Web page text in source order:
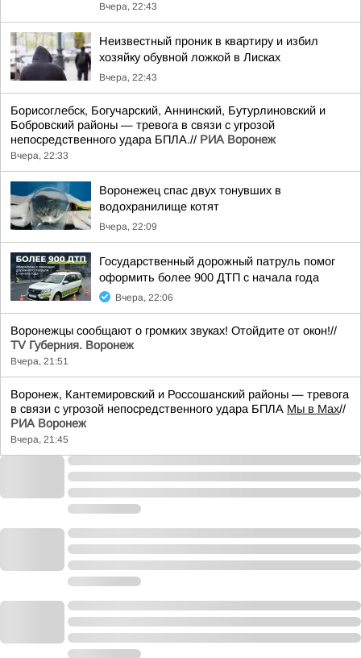
Вчера, 22:43
Неизвестный проник в квартиру и избил
хозяйку обувной ложкой в Лисках
Вчера, 22:43
Борисоглебск, Богучарский, Аннинский, Бутурлиновский и
Бобровский районы — тревога в связи с угрозой
непосредственного удара БПЛА.// РИА Воронеж
Вчера, 22:33
Воронежец спас двух тонувших в
водохранилище котят
Вчера, 22:09
Государственный дорожный патруль помог
оформить более 900 ДТП с начала года
Вчера, 22:06
Воронежцы сообщают о громких звуках! Отойдите от окон!//
TV Губерния. Воронеж
Вчера, 21:51
Воронеж, Кантемировский и Россошанский районы — тревога
в связи с угрозой непосредственного удара БПЛА Мы в Мах//
РИА Воронеж
Вчера, 21:45